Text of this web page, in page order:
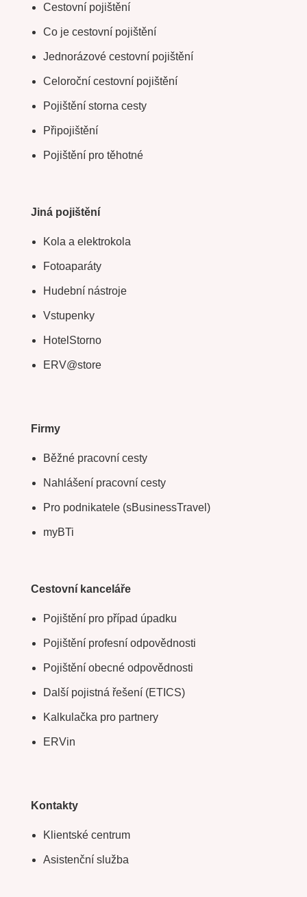
Cestovní pojištění
Co je cestovní pojištění
Jednorázové cestovní pojištění
Celoroční cestovní pojištění
Pojištění storna cesty
Připojištění
Pojištění pro těhotné
Jiná pojištění
Kola a elektrokola
Fotoaparáty
Hudební nástroje
Vstupenky
HotelStorno
ERV@store
Firmy
Běžné pracovní cesty
Nahlášení pracovní cesty
Pro podnikatele (sBusinessTravel)
myBTi
Cestovní kanceláře
Pojištění pro případ úpadku
Pojištění profesní odpovědnosti
Pojištění obecné odpovědnosti
Další pojistná řešení (ETICS)
Kalkulačka pro partnery
ERVin
Kontakty
Klientské centrum
Asistenční služba